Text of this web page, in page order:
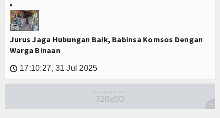
Jurus Jaga Hubungan Baik, Babinsa Komsos Dengan
Warga Binaan
🕔 17:10:27, 31 Jul 2025